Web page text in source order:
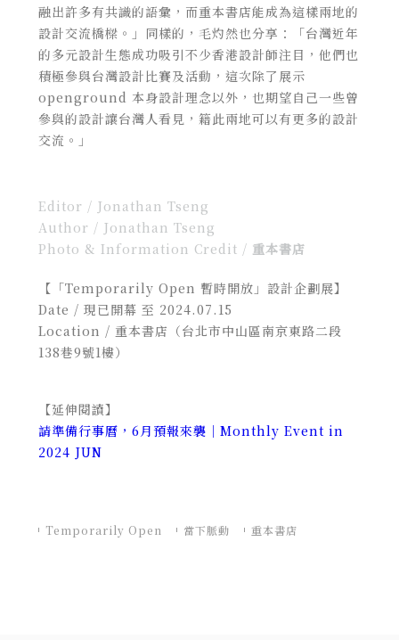
融出許多有共識的語彙，而重本書店能成為這樣兩地的
設計交流橋樑。」同樣的，毛灼然也分享：「台灣近年
的多元設計生態成功吸引不少香港設計師注目，他們也
積極參與台灣設計比賽及活動，這次除了展示
openground 本身設計理念以外，也期望自己一些曾
參與的設計讓台灣人看見，籍此兩地可以有更多的設計
交流。」
Editor / Jonathan Tseng
Author / Jonathan Tseng
Photo & Information Credit / 重本書店
【 「Temporarily Open 暫時開放」設計企劃展】
Date / 現已開幕 至 2024.07.15
Location / 重本書店（台北市中山區南京東路二段
138巷9號1樓）
【延伸閱讀】
請準備行事曆，6月預報來襲｜Monthly Event in
2024 JUN
Temporarily Open 當下脈動 重本書店